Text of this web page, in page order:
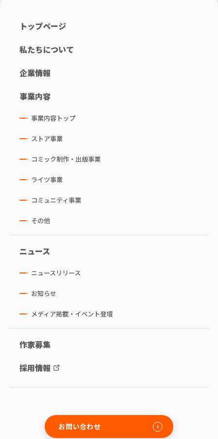
トップページ
私たちについて
企業情報
事業内容
事業内容トップ
ストア事業
コミック制作・出版事業
ライツ事業
コミュニティ事業
その他
ニュース
ニュースリリース
お知らせ
メディア掲載・イベント登壇
作家募集
採用情報
お問い合わせ